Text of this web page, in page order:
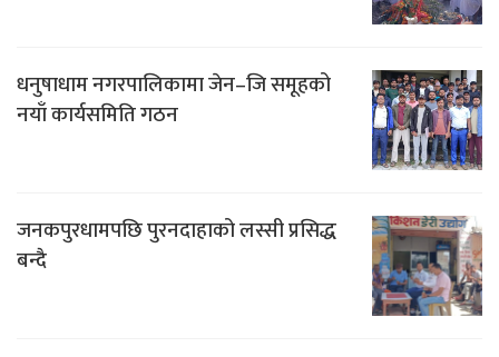
धनुषाधाम नगरपालिकामा जेन–जि समूहको
नयाँ कार्यसमिति गठन
जनकपुरधामपछि पुरनदाहाको लस्सी प्रसिद्ध
बन्दै